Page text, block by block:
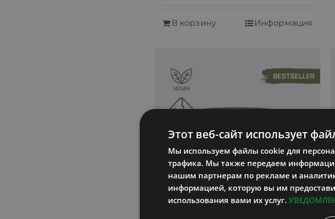
В корзину Информация
Этот веб-сайт использует
Мы используем файлы cookie для
трафика. Мы также передаем
нашим партнерам по рекламе и
информацией, которую вы им
использования вами их услуг.